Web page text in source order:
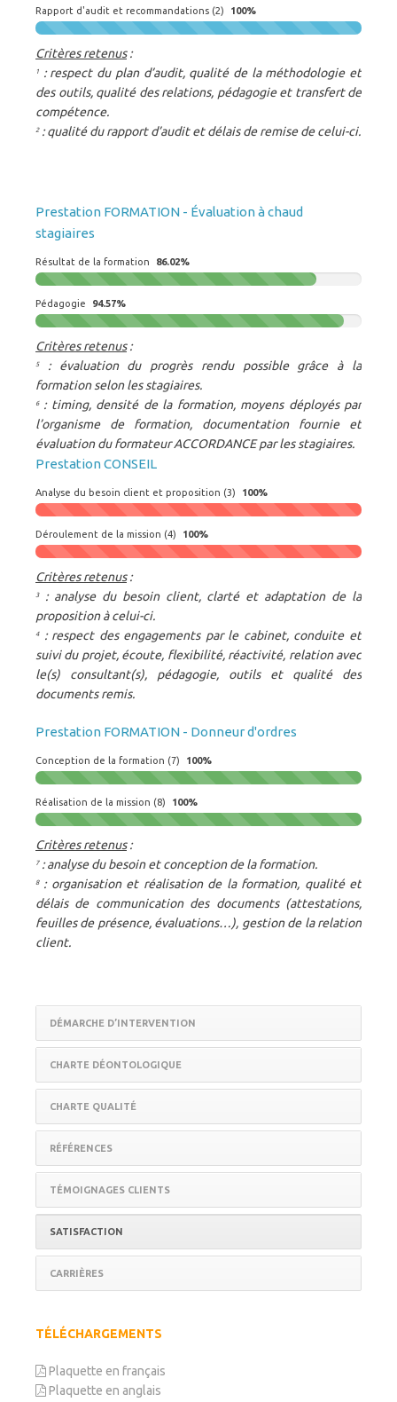
Rapport d'audit et recommandations (2) 100%
Critères retenus:
1
: respect du plan d’audit, qualité de la méthodologie et
des outils, qualité des relations, pédagogie et transfert de
compétence.
2: qualité du rapport d’audit et délais de remise de celui-ci.
Prestation FORMATION - Évaluation à chaud
stagiaires
Résultat de la formation 86.02%
Pédagogie 94.57%
Critères retenus:
5: évaluation du progrès rendu possible grâce à la
formation selon les stagiaires.
6: timing, densité de la formation, moyens déployés par
l’organisme de formation, documentation fournie et
évaluation du formateur ACCORDANCE par les stagiaires.
Prestation CONSEIL
Analyse du besoin client et proposition (3) 100%
Déroulement de la mission (4) 100%
Critères retenus:
3: analyse du besoin client, clarté et adaptation de la
proposition à celui-ci.
4: respect des engagements par le cabinet, conduite et
suivi du projet, écoute, flexibilité, réactivité, relation avec
le(s) consultant(s), pédagogie, outils et qualité des
documents remis.
Prestation FORMATION - Donneur d'ordres
Conception de la formation (7) 100%
Réalisation de la mission (8) 100%
Critères retenus:
7: analyse du besoin et conception de la formation.
8: organisation et réalisation de la formation, qualité et
délais de communication des documents (attestations,
feuilles de présence, évaluations…), gestion de la relation
client.
DÉMARCHE D’INTERVENTION
CHARTE DÉONTOLOGIQUE
CHARTE QUALITÉ
RÉFÉRENCES
TÉMOIGNAGES CLIENTS
SATISFACTION
CARRIÈRES
TÉLÉCHARGEMENTS
Plaquette en français
Plaquette en anglais